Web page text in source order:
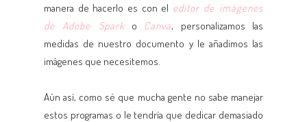
manera de hacerlo es con el editor de imágenes
de Adobe Sparko Canva, personalizamos las
medidas de nuestro documento y le añadimos las
imágenes que necesitemos.
Aún así, como sé que mucha gente no sabe manejar
estos programas o le tendría que dedicar demasiado